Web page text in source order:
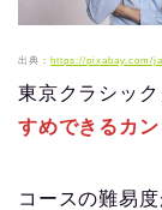
出典： https://pixabay.com/
東京クラシック
すめできるカ
コースの難易